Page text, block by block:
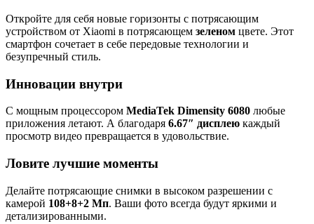
Откройте для себя новые горизонты с потрясающим
устройством от Xiaomi в потрясающем зеленом цвете. Этот
смартфон сочетает в себе передовые технологии и
безупречный стиль.
Инновации внутри
С мощным процессором MediaTek Dimensity 6080 любые
приложения летают. А благодаря 6.67″ дисплею каждый
просмотр видео превращается в удовольствие.
Ловите лучшие моменты
Делайте потрясающие снимки в высоком разрешении с
камерой 108+8+2 Мп. Ваши фото всегда будут яркими и
детализированными.